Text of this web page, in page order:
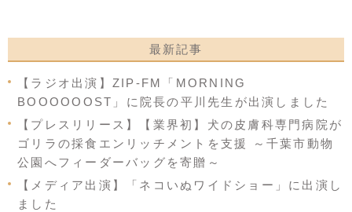
最新記事
【ラジオ出演】ZIP-FM「MORNING
BOOOOOOST」に院長の平川先生が出演しました
【プレスリリース】【業界初】犬の皮膚科専門病院が
ゴリラの採食エンリッチメントを支援 ～千葉市動物
公園へフィーダーバッグを寄贈～
【メディア出演】「ネコいぬワイドショー」に出演し
ました